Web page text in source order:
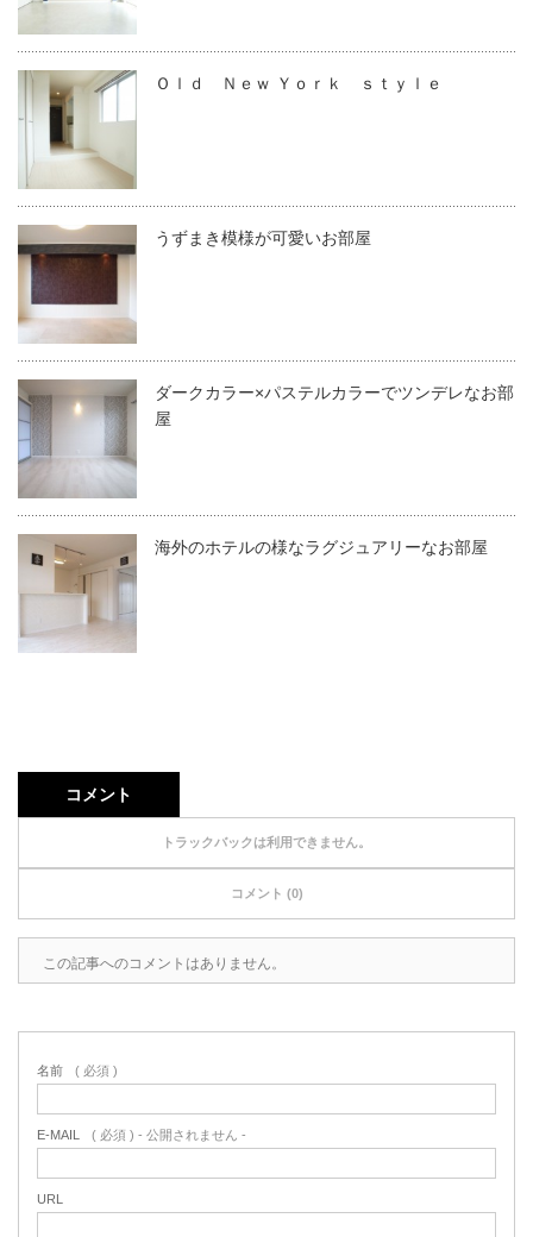
Ｏｌｄ Ｎｅｗ Ｙｏｒｋ ｓｔｙｌｅ
うずまき模様が可愛いお部屋
ダークカラー×パステルカラーでツンデレなお部
屋
海外のホテルの様なラグジュアリーなお部屋
コメント
トラックバックは利用できません。
コメント (0)
この記事へのコメントはありません。
名前 ( 必須 )
E-MAIL ( 必須 ) - 公開されません -
URL